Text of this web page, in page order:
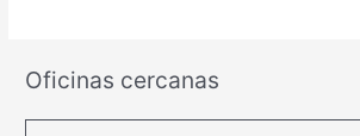
Oficinas cercanas